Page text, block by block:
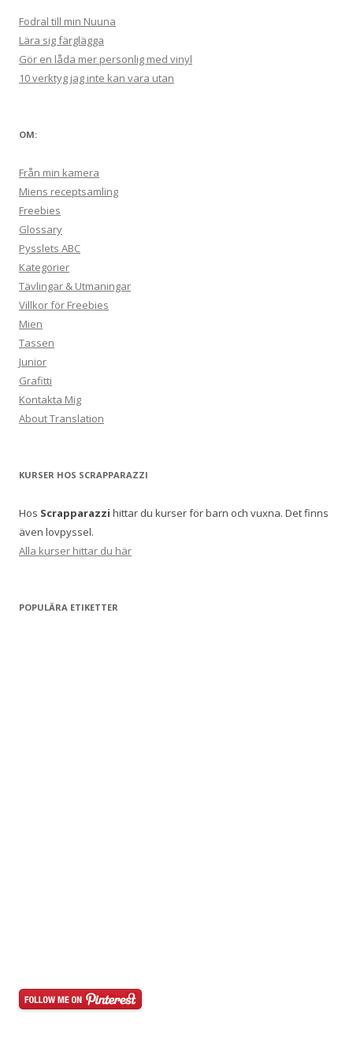
Fodral till min Nuuna
Lära sig färglägga
Gör en låda mer personlig med vinyl
10 verktyg jag inte kan vara utan
OM:
Från min kamera
Miens receptsamling
Freebies
Glossary
Pysslets ABC
Kategorier
Tävlingar & Utmaningar
Villkor för Freebies
Mien
Tassen
Junior
Grafitti
Kontakta Mig
About Translation
KURSER HOS SCRAPPARAZZI
Hos Scrapparazzi hittar du kurser för barn och vuxna. Det finns
även lovpyssel.
Alla kurser hittar du här
POPULÄRA ETIKETTER